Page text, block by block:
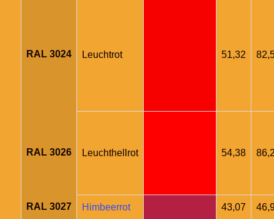
RAL 3024 Leuchtrot 51,32
RAL 3026 Leuchthellrot 54,38
RAL 3027 Himbeerrot 43,07